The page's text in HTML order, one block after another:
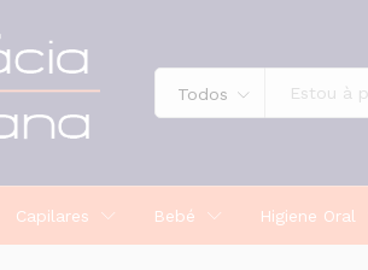
Todos
Capilares Bebé Higiene Oral